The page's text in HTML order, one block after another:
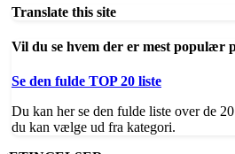
Translate this site
Vil du se hvem der er mest populær
Se den fulde TOP 20 liste
Du kan her se den fulde liste over de
du kan vælge ud fra kategori.